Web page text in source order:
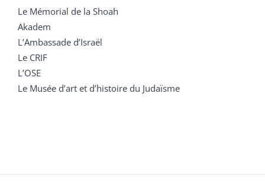
Le Mémorial de la Shoah
Akadem
L’Ambassade d’Israël
Le CRIF
L’OSE
Le Musée d’art et d’histoire du Judaïsme